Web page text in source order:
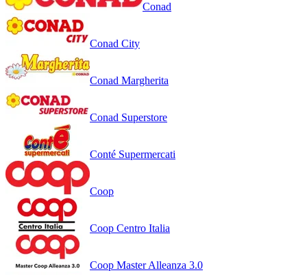
Conad
Conad City
Conad Margherita
Conad Superstore
Conté Supermercati
Coop
Coop Centro Italia
Coop Master Alleanza 3.0